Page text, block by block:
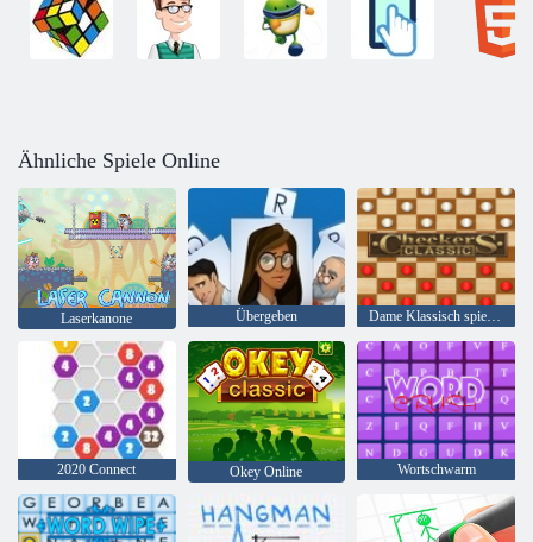
Ähnliche Spiele Online
Laserkanone Übergeben Dame Klassisch spielen
2020 Connect Okey Online Wortschwarm